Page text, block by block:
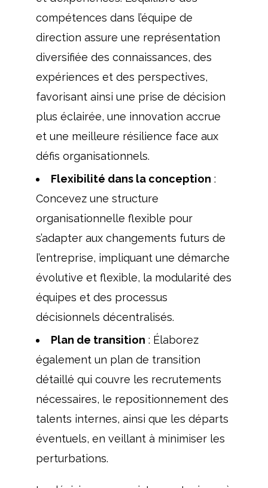
compétences dans l’équipe de
direction assure une représentation
diversifiée des connaissances, des
expériences et des perspectives,
favorisant ainsi une prise de décision
plus éclairée, une innovation accrue
et une meilleure résilience face aux
défis organisationnels.
Flexibilité dans la conception :
Concevez une structure
organisationnelle flexible pour
s’adapter aux changements futurs de
l’entreprise, impliquant une démarche
évolutive et flexible, la modularité des
équipes et des processus
décisionnels décentralisés.
Plan de transition : Élaborez
également un plan de transition
détaillé qui couvre les recrutements
nécessaires, le repositionnement des
talents internes, ainsi que les départs
éventuels, en veillant à minimiser les
perturbations.